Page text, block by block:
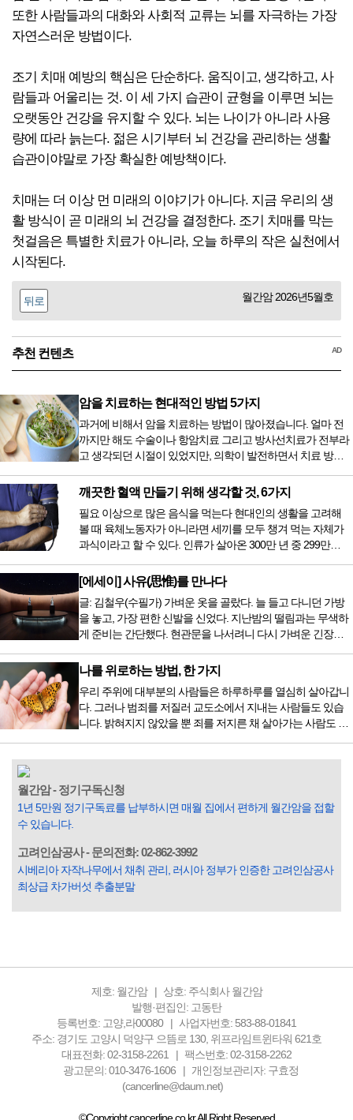
또한 사람들과의 대화와 사회적 교류는 뇌를 자극하는 가장
자연스러운 방법이다.
조기 치매 예방의 핵심은 단순하다. 움직이고, 생각하고, 사
람들과 어울리는 것. 이 세 가지 습관이 균형을 이루면 뇌는
오랫동안 건강을 유지할 수 있다. 뇌는 나이가 아니라 사용
량에 따라 늙는다. 젊은 시기부터 뇌 건강을 관리하는 생활
습관이야말로 가장 확실한 예방책이다.
치매는 더 이상 먼 미래의 이야기가 아니다. 지금 우리의 생
활 방식이 곧 미래의 뇌 건강을 결정한다. 조기 치매를 막는
첫걸음은 특별한 치료가 아니라, 오늘 하루의 작은 실천에서
시작된다.
뒤로 월간암 2026년5월호
추천 컨텐츠 AD
암을 치료하는 현대적인 방법 5가지
과거에 비해서 암을 치료하는 방법이 많아졌습니다. 얼마 전
까지만 해도 수술이나 항암치료 그리고 방사선치료가 전부라
고 생각되던 시절이 있었지만, 의학이 발전하면서 치료 방법
오면서 암을 치료하는 방법이 하나 더 추가되었습니다. 중입
자 치료를 받기 위해서는 일본이나 독일 등 중입자 치료기가
있는 나라에 가서 힘들게 치료받았지만 얼마 전 국내 도입 후
전립선암 환자를 시작으로 중입자 치료기가 가동되었습니다.
치료 범위가 한정되어 모든 암 환자가 중입자 치료를 받을 수
는 없지만 치료...
깨끗한 혈액 만들기 위해 생각할 것, 6가지
필요 이상으로 많은 음식을 먹는다 현대인의 생활을 고려해
볼 때 육체노동자가 아니라면 세끼를 모두 챙겨 먹는 자체가
과식이라고 할 수 있다. 인류가 살아온 300만 년 중 299만
저녁을 습관적으로 음식을 섭취한다. 게다가 밤늦은 시간까지
음식을 먹거나, 아침에 식욕이 없는데도 ‘아침을 먹어야 하루
가 활기차다’라는 이야기에 사로잡혀 억지로 먹는 경우가 많
다. 식욕이 없다는 느낌은 본능이 보내는 신호다. 즉 먹어도 소
화할 힘이 없다거나 더 이상 먹으면 혈액 안에 잉여물...
[에세이] 사유(思惟)를 만나다
글: 김철우(수필가) 가벼운 옷을 골랐다. 늘 들고 다니던 가방
을 놓고, 가장 편한 신발을 신었다. 지난밤의 떨림과는 무색하
게 준비는 간단했다. 현관문을 나서려니 다시 가벼운 긴장감
막이 열리기 전. 그 특유의 무대 냄새를 맡았을 때의 긴장감 같
은 것이었다. 두 금동 미륵 반가사유상을 만나러 가는 길은 그
렇게 시작됐다. 두 반가사유상을 알게 된 것은 몇 해 전이었다.
잡지의 발행인으로 독자에게 선보일 좋은 콘텐츠를 고민하던
중 우리 문화재를 하나씩 소개하고자...
나를 위로하는 방법, 한 가지
우리 주위에 대부분의 사람들은 하루하루를 열심히 살아갑니
다. 그러나 범죄를 저질러 교도소에서 지내는 사람들도 있습
니다. 밝혀지지 않았을 뿐 죄를 저지른 채 살아가는 사람도 있
입힌다는 것입니다. 미꾸라지 한 마리가 시냇물을 흐린다는
옛말이 그저 허투루 생기지는 않은 듯합니다. 대부분의 사람
들은 열심히 살아갑니다. 그렇다고 97%의 사람들이 모두 착
월간암 - 정기구독신청
1년 5만원 정기구독료를 납부하시면 매월 집에서 편하게 월간암을 접할
수 있습니다.
고려인삼공사 - 문의전화: 02-862-3992
시베리아 자작나무에서 채취 관리, 러시아 정부가 인증한 고려인삼공사
최상급 차가버섯 추출분말
제호: 월간암
상호: 주식회사 월간암
발행·편집인: 고동탄
등록번호: 고양,라00080
사업자번호: 583-88-01841
주소: 경기도 고양시 덕양구 으뜸로 130, 위프라임트윈타워 621호
대표전화: 02-3158-2261
팩스번호: 02-3158-2262
광고문의: 010-3476-1606
개인정보관리자: 구효정
(cancerline@daum.net)